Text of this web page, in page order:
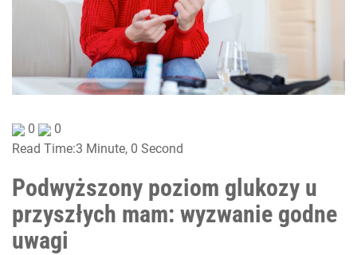
0
0
Read Time:3 Minute, 0 Second
Podwyższony poziom glukozy u
przyszłych mam: wyzwanie godne
uwagi